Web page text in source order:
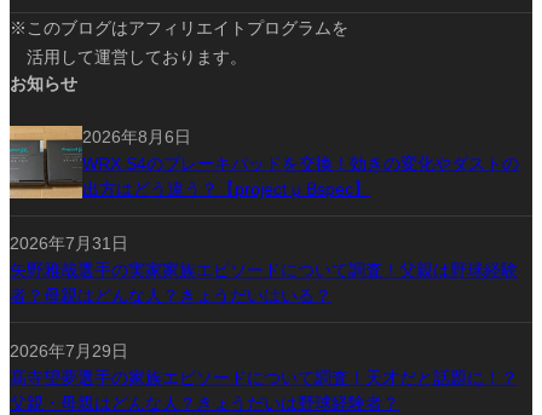
※このブログはアフィリエイトプログラムを
活用して運営しております。
お知らせ
2026年8月6日
WRX S4のブレーキパッドを交換！効きの変化やダストの
出方はどう違う？【project μ Bspec】
2026年7月31日
矢野雅哉選手の実家家族エピソードについて調査！父親は野球経験
者？母親はどんな人？きょうだいはいる？
2026年7月29日
髙寺望夢選手の家族エピソードについて調査！天才だと話題に！？
父親・母親はどんな人？きょうだいは野球経験者？